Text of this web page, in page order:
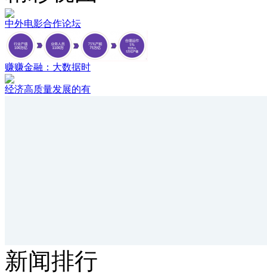
中外电影合作论坛
赚赚金融：大数据时
经济高质量发展的有
新闻排行